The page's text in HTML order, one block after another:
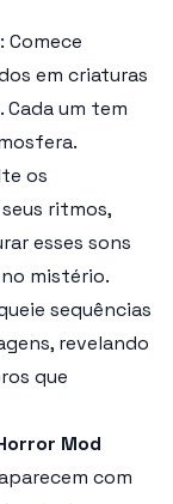
: Comece
em criaturas
um tem
os
ritmos,
esses sons
mistério.
sequências
revelando
que
Mod
com